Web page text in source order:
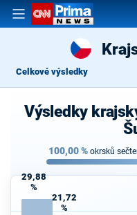
Celkové výsledky
Výsledky
100,00% okrsků
29,88
%
21,72
%